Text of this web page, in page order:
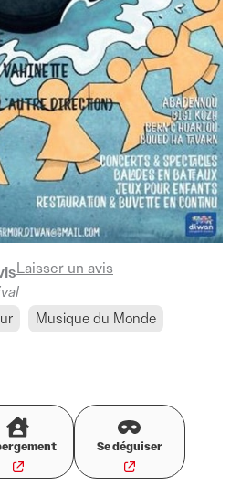
Laisser un avis
Musique du Monde
Se déguiser